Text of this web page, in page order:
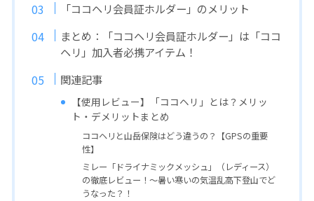
「ココヘリ会員証ホルダー」のメリット
まとめ：「ココヘリ会員証ホルダー」は「ココ
ヘリ」加入者必携アイテム！
関連記事
【使用レビュー】「ココヘリ」とは？メリッ
ト・デメリットまとめ
ココヘリと山岳保険はどう違うの？【GPSの重要
性】
ミレー「ドライナミックメッシュ」（レディース）
の徹底レビュー！〜暑い寒いの気温乱高下登山でど
うなった？！